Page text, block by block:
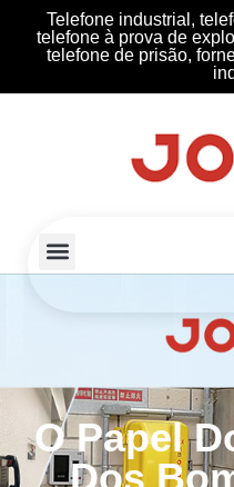
Telefone industrial,
telefone à prova de
telefone de prisão,
O Papel
Dos